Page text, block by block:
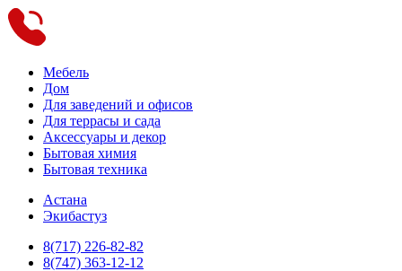
Мебель
Дом
Для заведений и офисов
Для террасы и сада
Аксессуары и декор
Бытовая химия
Бытовая техника
Астана
Экибастуз
8(717) 226-82-82
8(747) 363-12-12